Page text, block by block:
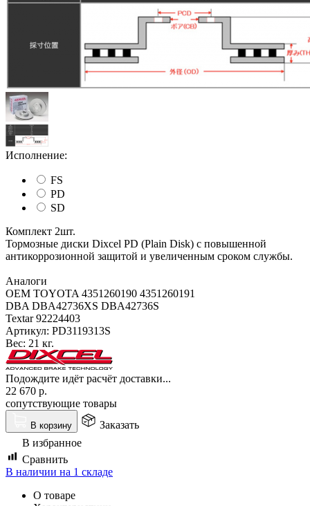
Исполнение:
FS
PD
SD
Комплект 2шт.
Тормозные диски Dixcel PD (Plain Disk) с повышенной
антикоррозионной защитой и увеличенным сроком службы.
Аналоги
OEM TOYOTA 4351260190 4351260191
DBA DBA42736XS DBA42736S
Textar 92224403
Артикул: PD3119313S
Вес: 21 кг.
Подождите идёт расчёт доставки...
22 670 р.
сопутствующие товары
В корзину
Заказать
В избранное
Сравнить
В наличии на 1 складе
О товаре